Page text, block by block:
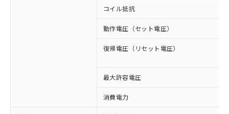
コイル抵抗
動作電圧（セット電圧）
復帰電圧（リセット電圧）
最大許容電圧
消費電力